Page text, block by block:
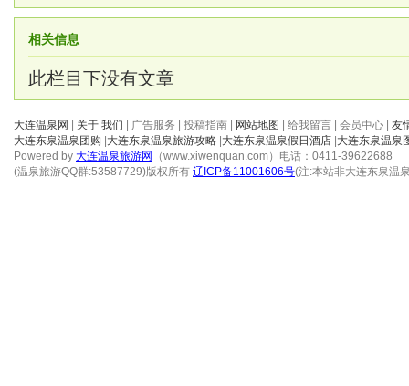
相关信息
此栏目下没有文章
大连温泉网 关于 我们 | 广告服务 | 投稿指南 | 网站地图 | 给我留言 | 会员中心 | 友
大连东泉温泉团购 大连东泉温泉旅游攻略 大连东泉温泉假日酒店 大连东泉温泉
Powered by 大连温泉旅游网
（www.xiwenquan.com）电话：0411-39622688
(温泉旅游QQ群:53587729)版权所有 辽ICP备11001606号(注:本站非大连东泉温